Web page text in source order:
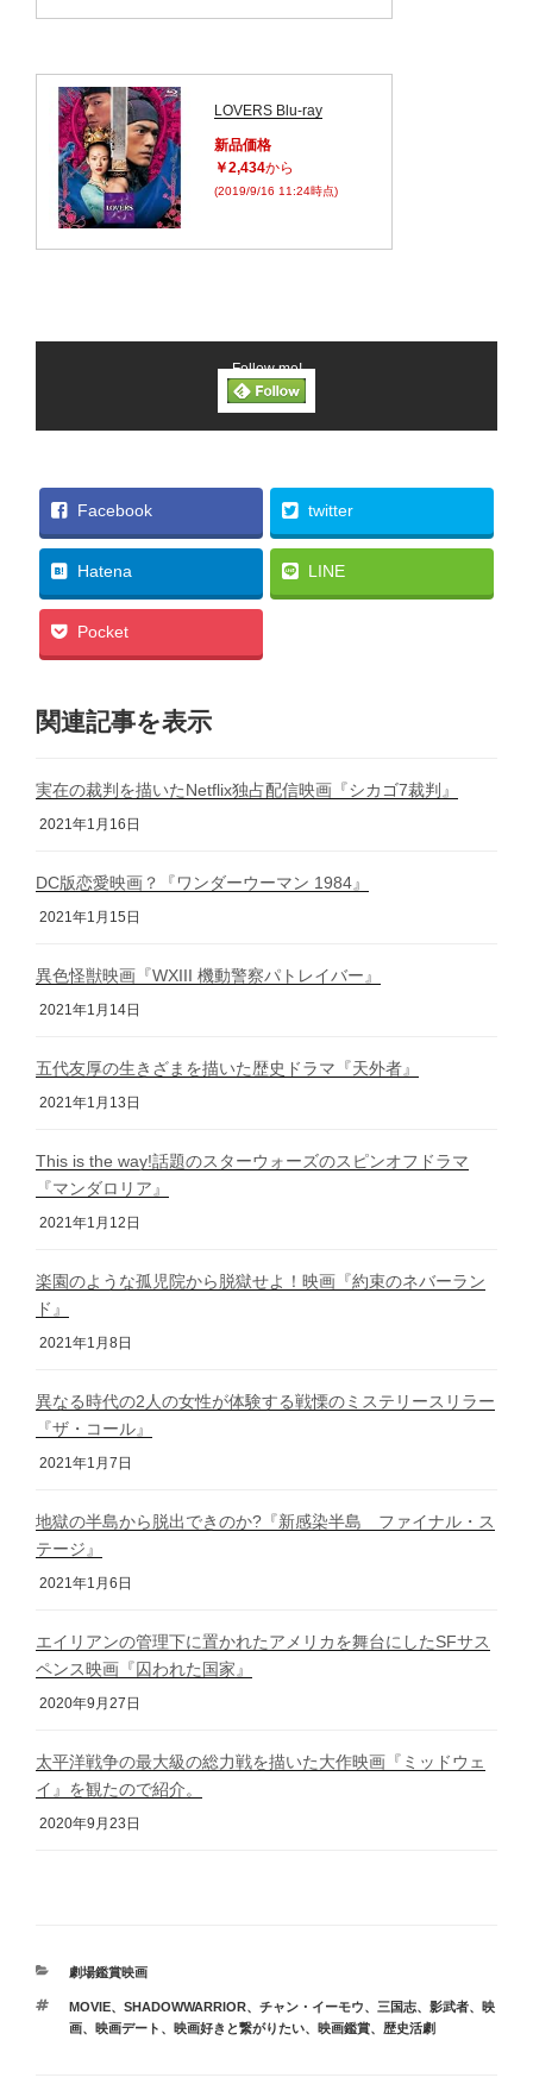
LOVERS Blu-ray
新品価格
￥2,434から
(2019/9/16 11:24時点)
Follow me!
Facebook twitter
Hatena LINE
Pocket
関連記事を表示
実在の裁判を描いたNetflix独占配信映画『シカゴ7裁判』
2021年1月16日
DC版恋愛映画？『ワンダーウーマン 1984』
2021年1月15日
異色怪獣映画『WXIII 機動警察パトレイバー』
2021年1月14日
五代友厚の生きざまを描いた歴史ドラマ『天外者』
2021年1月13日
This is the way!話題のスターウォーズのスピンオフドラマ
『マンダロリア』
2021年1月12日
楽園のような孤児院から脱獄せよ！映画『約束のネバーラン
ド』
2021年1月8日
異なる時代の2人の女性が体験する戦慄のミステリースリラー
『ザ・コール』
2021年1月7日
地獄の半島から脱出できのか?『新感染半島 ファイナル・ス
テージ』
2021年1月6日
エイリアンの管理下に置かれたアメリカを舞台にしたSFサス
ペンス映画『囚われた国家』
2020年9月27日
太平洋戦争の最大級の総力戦を描いた大作映画『ミッドウェ
イ』を観たので紹介。
2020年9月23日
カ
ゴ
リ
劇場鑑賞映画
タ
グ
MOVIE、 SHADOWWARRIOR、 チャン・イーモウ、 三国志、 影武者、 映
画、 映画デート 、 映画好きと繋がりたい、 映画鑑賞、 歴史活劇